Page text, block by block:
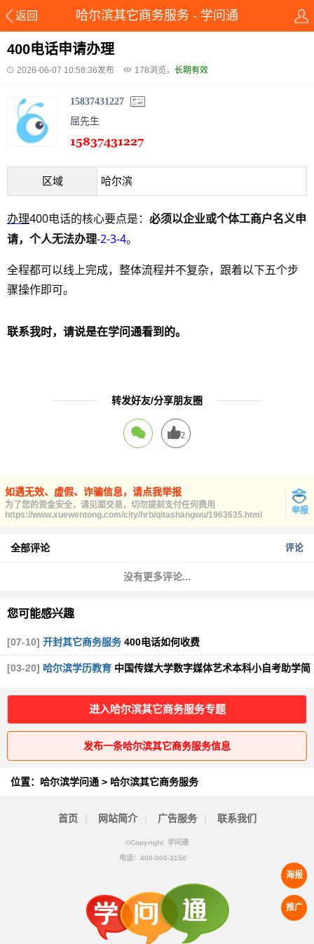
返回 哈尔滨其它商务服务 - 学问通
400电话申请办理
2026-06-07 10:58:36发布 178浏览， 长期有效
15837431227
屈先生
区域 哈尔滨
办理400电话的核心要点是： 必须以企业或个体工商户名义申
请，个人无法办理-2-3-4。
全程都可以线上完成，整体流程并不复杂，跟着以下五个步
骤操作即可。
联系我时，请说是在学问通看到的。
转发好友/分享朋友圈
2
如遇无效、虚假、诈骗信息，请点我举报
为了您的资金安全，请见面交易，切勿提前支付任何费用
举报
https://www.xuewentong.com/city/hrb/qitashangwu/1963635.html
全部评论 评论
没有更多评论...
您可能感兴趣
[07-10] 开封其它商务服务 400电话如何收费
[03-20] 哈尔滨学历教育 中国传媒大学数字媒体艺术本科小自考助学简
介[图]
进入哈尔滨其它商务服务专题
发布一条哈尔滨其它商务服务信息
位置： 哈尔滨学问通 > 哈尔滨其它商务服务
首页 网站简介 广告服务 联系我们
©Copyright 学问通
电话： 400-000-3150
推广
海报